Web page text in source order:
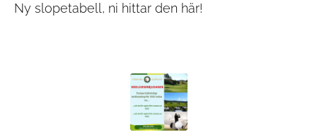
Ny slopetabell, ni hittar den här!